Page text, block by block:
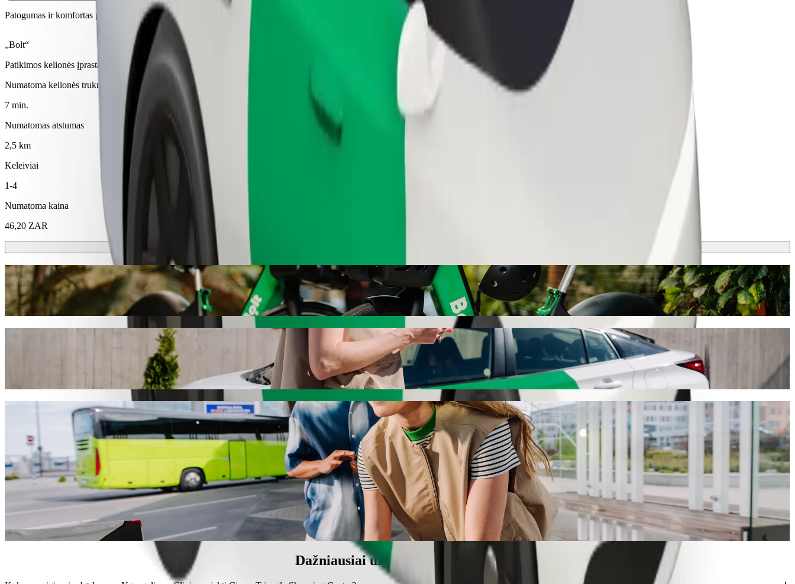
Patogumas ir komfortas pasiekiami vos keliais spustelėjimais!
„Bolt“
Patikimos kelionės įprastais vidutinio dydžio automobiliais
Numatoma kelionės trukmė
7 min.
Numatomas atstumas
2,5 km
Keleiviai
1-4
Numatoma kaina
46,20 ZAR
Paspirtukai ir el. dviračiai
Mieste keliaukite paspirtuku arba el. dviračiu
Atsisiųsti programėlę „Bolt“
Nuo Ngangelizwe Clinic iki Circus Triangle Shopping Centre keliaukite su „Bolt“
Norite pasiekti Circus Triangle Shopping Centre už geresnę kainą? Rinkitės „Bolt“ pavėžėjimo paslaugas. Su „Bolt“ kelionė truks apie 7 min. ir kainuos maždaug 42,50 ZAR ZAR. Kad ir kokia proga bebūtų,
rasime jums tinkamiausią transporto priemonę.
„Bolt“ paslaugos kelionei iš Ngangelizwe Clinic į Circus Triangle Shopping Centre
Daug bagažo? Rinkitės „XL“ kategoriją – joje telpa iki 6 keleivių.
Norite atvykti stilingai? Išbandykite „Bolt“ premium automobilius.
Keliausite su vaikais? Išsikvieskite automobilį, kuriame bus paaukštinimas vaikui.
Keliausite su augintiniais? Išbandykite keliones, skirtas augintiniams.
Reikia papildomos pagalbos? Kategorijoje „Assist“ rasite transporto priemonių, pritaikytų vežimėliui (Pritaikyta vežimėliui).
Nebrangios kelionės? Rinkitės kompaktišką „Bolt Basic“ automobilį – kainuos mažiau.
Atsisiųsti programėlę „Bolt“
Dažniausiai užduodami klausimai